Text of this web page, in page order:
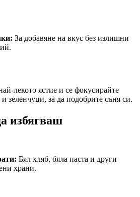
За добавяне на вкус без излишни
лекото ястие и се фокусирайте
зеленчуци, за да подобрите съня си.
избягваш
Бял хляб, бяла паста и други
храни.